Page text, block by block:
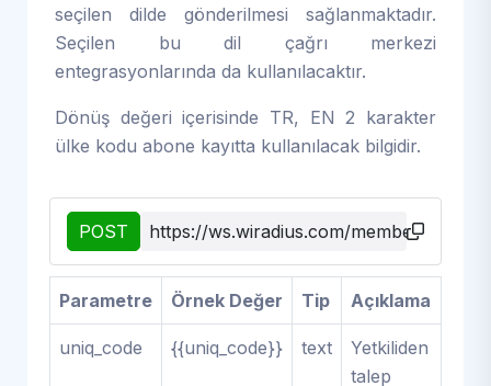
seçilen dilde gönderilmesi sağlanmaktadır.
Seçilen bu dil çağrı merkezi
entegrasyonlarında da kullanılacaktır.
Dönüş değeri içerisinde TR, EN 2 karakter
ülke kodu abone kayıtta kullanılacak bilgidir.
POST https://ws.wiradius.com/
Parametre Örnek Değer Tip Açıklama
uniq_code {{uniq_code}} text
Yetkiliden
talep